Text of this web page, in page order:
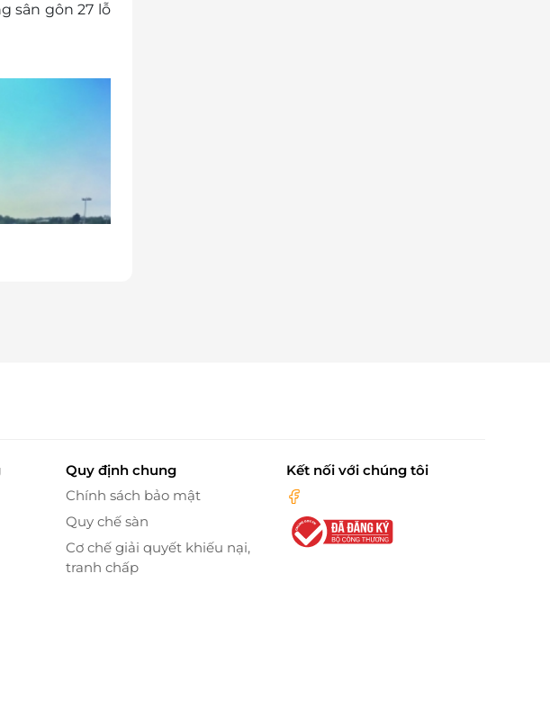
sân gôn 27 lỗ
sự hài lòng từ
Quy định chung
Chính sách bảo mật
Quy chế sàn
Cơ chế giải quyết khiếu nại,
tranh chấp
Kết nối với chúng tôi